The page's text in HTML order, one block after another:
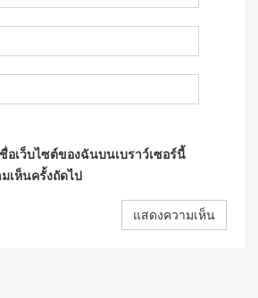
อเว็บไซต์ของฉันบนเบราว์เซอร์นี้
เห็นครั้งถัดไป